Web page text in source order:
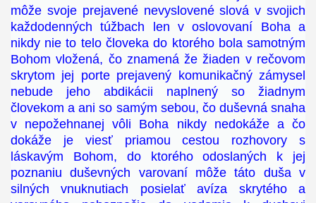
môže svoje prejavené nevyslovené slová v svojich
každodenných túžbach len v oslovovaní Boha a
nikdy nie to telo človeka do ktorého bola samotným
Bohom vložená, čo znamená že žiaden v rečovom
skrytom jej porte prejavený komunikačný zámysel
nebude jeho abdikácii naplnený so žiadnym
človekom a ani so samým sebou, čo duševná snaha
v nepožehnanej vôli Boha nikdy nedokáže a čo
dokáže je viesť priamou cestou rozhovory s
láskavým Bohom, do ktorého odoslaných k jej
poznaniu duševných varovaní môže táto duša v
silných vnuknutiach posielať avíza skrytého a